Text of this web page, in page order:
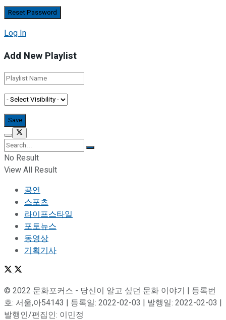
Log In
Add New Playlist
No Result
View All Result
공연
스포츠
라이프스타일
포토뉴스
동영상
기획기사
© 2022 문화포커스 - 당신이 알고 싶던 문화 이야기 | 등록번
호: 서울,아54143 | 등록일: 2022-02-03 | 발행일: 2022-02-03 |
발행인/편집인: 이민정